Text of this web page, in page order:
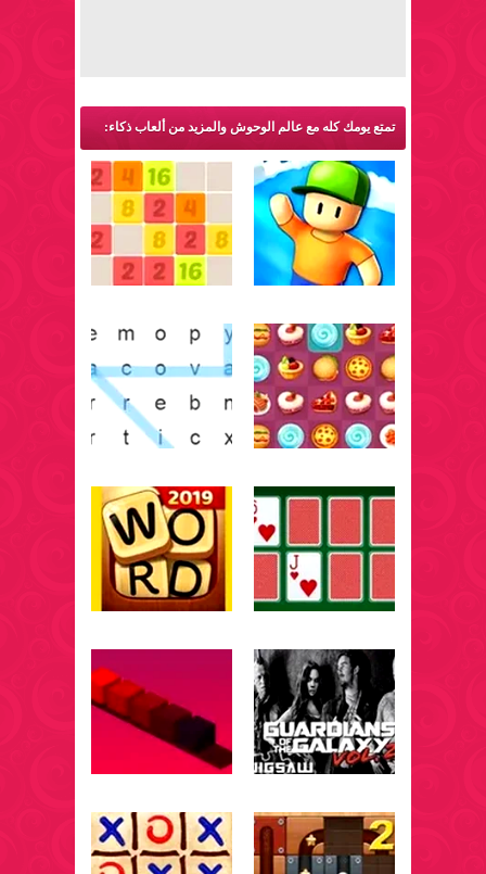
تمتع يومك كله مع عالم الوحوش والمزيد من ألعاب ذكاء: